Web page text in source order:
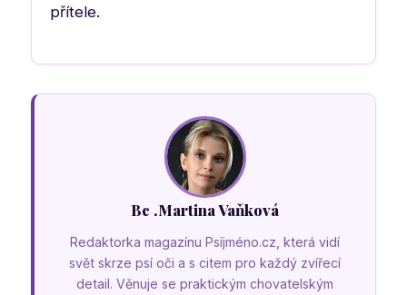
přítele.
Bc .Martina Vaňková
Redaktorka magazínu Psíjméno.cz, která vidí
svět skrze psí oči a s citem pro každý zvířecí
detail. Věnuje se praktickým chovatelským